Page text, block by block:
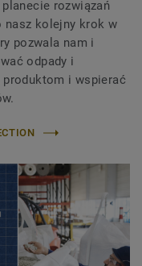
rozwiązań
nasz kolejny krok w
pozwala nam i
odpady i
produktom i wspierać